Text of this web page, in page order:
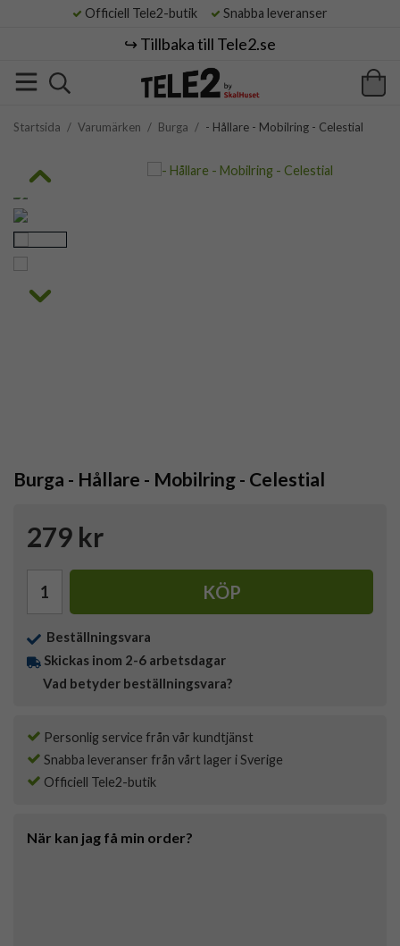
Officiell Tele2-butik Snabba leveranser
↪️ Tillbaka till Tele2.se
Startsida / Varumärken / Burga / - Hållare - Mobilring - Celestial
Burga - Hållare - Mobilring - Celestial
279 kr
KÖP
Beställningsvara
Skickas inom 2-6 arbetsdagar
Vad betyder beställningsvara?
Personlig service från vår kundtjänst
Snabba leveranser från vårt lager i Sverige
Officiell Tele2-butik
När kan jag få min order?